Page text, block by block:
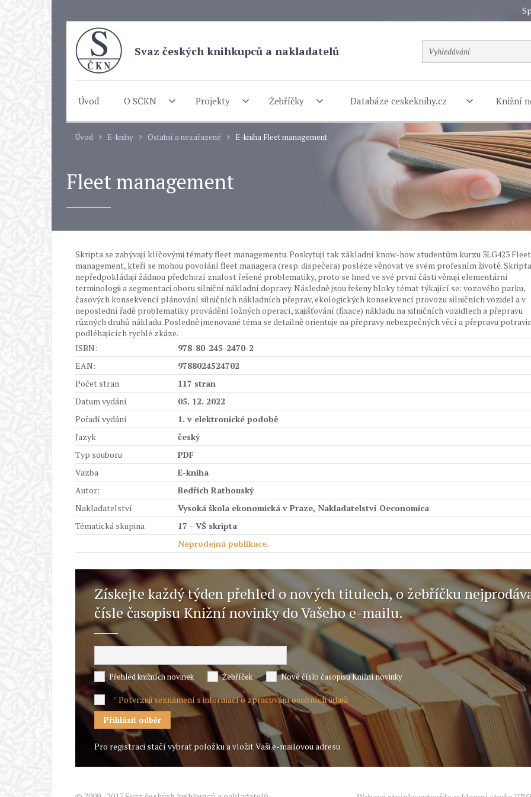
Svaz českých knihkupců a nakladatelů
Úvod O SČKN Projekty Žebříčky Databáze ceskeknihy.cz Knižní
Úvod E-knihy Ostatní a nezařazené E-kniha Fleet management
Fleet management
Skripta se zabývají klíčovými tématy fleet managementu. Poskytují tak základní know-how studentům kurzu 3LG423 Fleet
management, kteří se mohou povolání fleet managera (resp. dispečera) posléze věnovat ve svém profesním životě. Skripta
nepředpokládají žádnou předchozí znalost řešené problematiky, proto se hned ve své první části věnují elementární
terminologii a segmentaci oboru silniční nákladní dopravy. Následně jsou řešeny bloky témat týkající se: vozového parku,
časových konsekvencí plánování silničních nákladních přeprav, ekologických konsekvencí provozu silničních vozidel a v
neposlední řadě problematiky provádění ložných operací, zajišťování (fixace) nákladu na silničních vozidlech a přepravu
různých druhů nákladu. Posledně jmenované téma se detailně orientuje na přepravy nebezpečných věcí a přepravu
podléhajících rychlé zkáze.
ISBN:
978-80-245-2470-2
EAN:
9788024524702
Počet stran
117 stran
Datum vydání
05. 12. 2022
Pořadí vydání
1. v elektronické podobě
Jazyk
český
Typ souboru
PDF
Vazba
E-kniha
Autor:
Bedřich Rathouský
Nakladatelství
Vysoká škola ekonomická v Praze, Nakladatelství Oeconomica
Tématická skupina
17 - VŠ skripta
Neprodejná publikace.
Získejte každý týden přehled o nových titulech, o žebříčku
čísle časopisu Knižní novinky do Vašeho e-mailu.
Přehled knižních novinek Žebříček Nové číslo časopisu Knižní novinky
*Potvrzuji seznámení s informací o zpracování osobních údajů
Pro registraci stačí vybrat položku a vložit Vaši e-mailovou adresu.